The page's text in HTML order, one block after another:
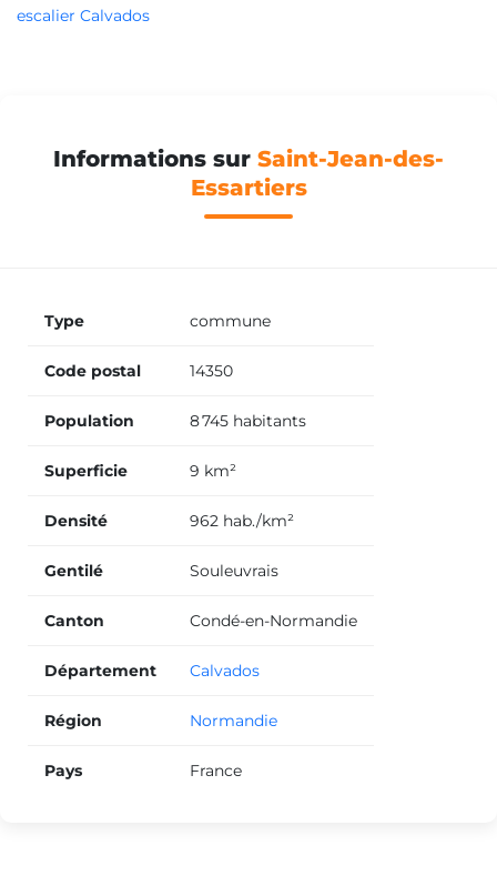
escalier Calvados
Informations sur Saint-Jean-des-
Essartiers
Type commune
Code postal 14350
Population 8 745 habitants
Superficie 9 km²
Densité 962 hab./km²
Gentilé Souleuvrais
Canton Condé-en-Normandie
Département Calvados
Région Normandie
Pays France